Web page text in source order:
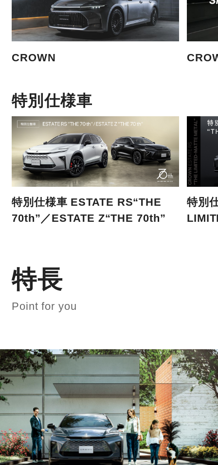
CROWN
特別仕様車
特別仕様車 ESTATE RS“THE
70th”／ESTATE Z“THE 70th”
特別
特長
Point for you